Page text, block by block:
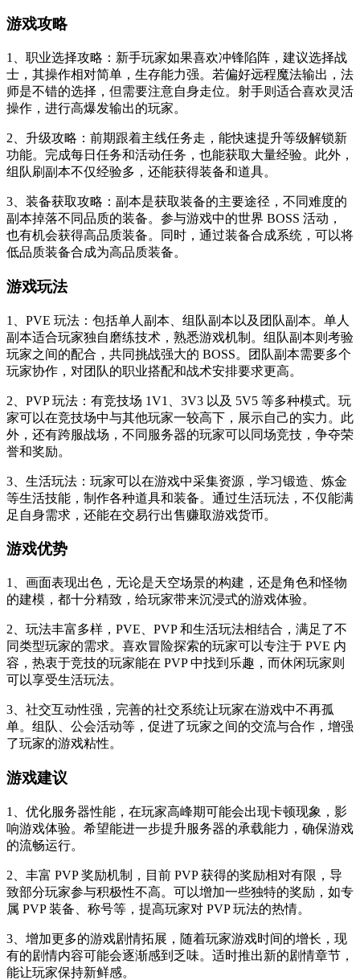
游戏攻略
1、职业选择攻略：新手玩家如果喜欢冲锋陷阵，建议选择战
士，其操作相对简单，生存能力强。若偏好远程魔法输出，法
师是不错的选择，但需要注意自身走位。射手则适合喜欢灵活
操作，进行高爆发输出的玩家。
2、升级攻略：前期跟着主线任务走，能快速提升等级解锁新
功能。完成每日任务和活动任务，也能获取大量经验。此外，
组队刷副本不仅经验多，还能获得装备和道具。
3、装备获取攻略：副本是获取装备的主要途径，不同难度的
副本掉落不同品质的装备。参与游戏中的世界 BOSS 活动，
也有机会获得高品质装备。同时，通过装备合成系统，可以将
低品质装备合成为高品质装备。
游戏玩法
1、PVE 玩法：包括单人副本、组队副本以及团队副本。单人
副本适合玩家独自磨练技术，熟悉游戏机制。组队副本则考验
玩家之间的配合，共同挑战强大的 BOSS。团队副本需要多个
玩家协作，对团队的职业搭配和战术安排要求更高。
2、PVP 玩法：有竞技场 1V1、3V3 以及 5V5 等多种模式。玩
家可以在竞技场中与其他玩家一较高下，展示自己的实力。此
外，还有跨服战场，不同服务器的玩家可以同场竞技，争夺荣
誉和奖励。
3、生活玩法：玩家可以在游戏中采集资源，学习锻造、炼金
等生活技能，制作各种道具和装备。通过生活玩法，不仅能满
足自身需求，还能在交易行出售赚取游戏货币。
游戏优势
1、画面表现出色，无论是天空场景的构建，还是角色和怪物
的建模，都十分精致，给玩家带来沉浸式的游戏体验。
2、玩法丰富多样，PVE、PVP 和生活玩法相结合，满足了不
同类型玩家的需求。喜欢冒险探索的玩家可以专注于 PVE 内
容，热衷于竞技的玩家能在 PVP 中找到乐趣，而休闲玩家则
可以享受生活玩法。
3、社交互动性强，完善的社交系统让玩家在游戏中不再孤
单。组队、公会活动等，促进了玩家之间的交流与合作，增强
了玩家的游戏粘性。
游戏建议
1、优化服务器性能，在玩家高峰期可能会出现卡顿现象，影
响游戏体验。希望能进一步提升服务器的承载能力，确保游戏
的流畅运行。
2、丰富 PVP 奖励机制，目前 PVP 获得的奖励相对有限，导
致部分玩家参与积极性不高。可以增加一些独特的奖励，如专
属 PVP 装备、称号等，提高玩家对 PVP 玩法的热情。
3、增加更多的游戏剧情拓展，随着玩家游戏时间的增长，现
有的剧情内容可能会逐渐感到乏味。适时推出新的剧情章节，
能让玩家保持新鲜感。